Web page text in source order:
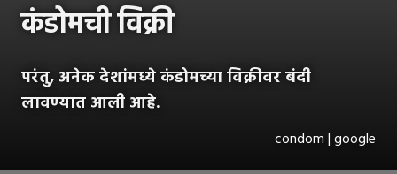
कंडोमची विक्री
परंतु, अनेक देशांमध्ये कंडोमच्या विक्रीवर बंदी
लावण्यात आली आहे.
condom | google